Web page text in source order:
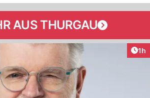
AUS THURGAU
1h